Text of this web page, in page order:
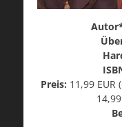
Preis: 11,99 EUR